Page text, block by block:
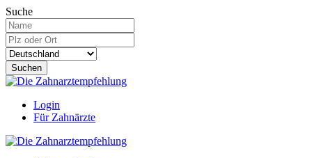
Suche
Suchen
Login
Für Zahnärzte